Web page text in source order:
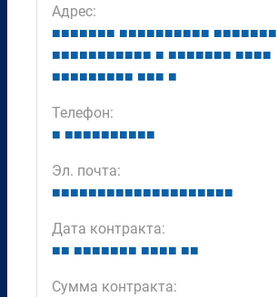
Адрес:
■■■■■■■ ■■■■■■■■■■ ■■■■■■■
■■■■■■■■■■■ ■ ■■■■■■■ ■■■■
■■■■■■■■■ ■■■ ■
Телефон:
■ ■■■■■■■■■■
Эл. почта:
■■■■■■■■■■■■■■■■■■■■
Дата контракта:
■■ ■■■■■■■ ■■■■ ■■
Сумма контракта: